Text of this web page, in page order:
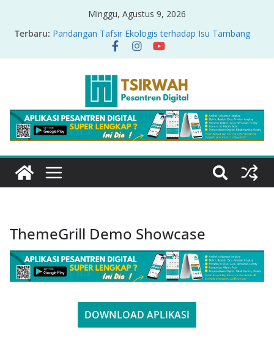
Minggu, Agustus 9, 2026
Terbaru: Pandangan Tafsir Ekologis terhadap Isu Tambang
Nikel di Raja Ampat
PRODUK RELASI KUASA-IDIOLOGI PADA TAFSIR
Sirah Nabawiyah
Oversharing dan Privasi dalam Al-Qur’an: “Ketika
Ayat Bicara Soal Curhat di Sosmed”
Menyikapi Fatherless, Kisah Lukman Menjadi
Cerminan
ThemeGrill Demo Showcase
DOWNLOAD APLIKASI